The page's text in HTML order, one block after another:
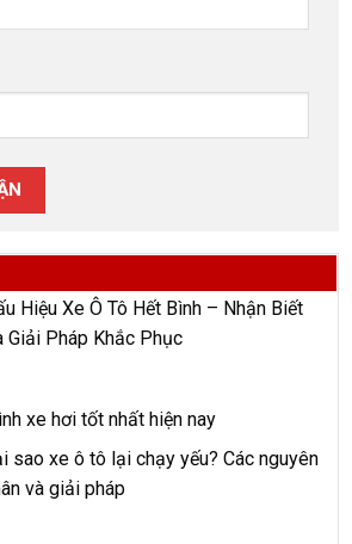
Hiệu Xe Ô Tô Hết Bình – Nhận Biết
Giải Pháp Khắc Phục
xe hơi tốt nhất hiện nay
sao xe ô tô lại chạy yếu? Các nguyên
và giải pháp